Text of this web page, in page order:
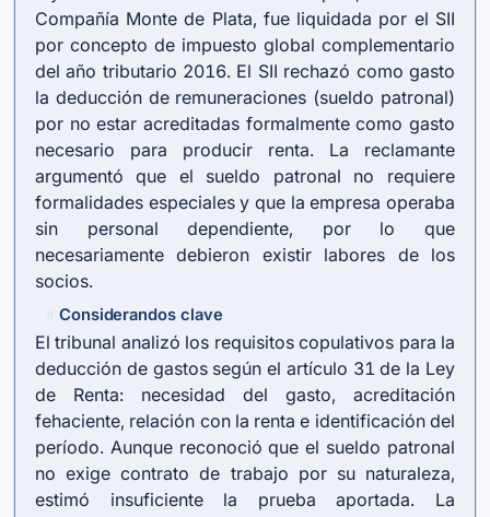
Compañía Monte de Plata, fue liquidada por el SII
por concepto de impuesto global complementario
del año tributario 2016. El SII rechazó como gasto
la deducción de remuneraciones (sueldo patronal)
por no estar acreditadas formalmente como gasto
necesario para producir renta. La reclamante
argumentó que el sueldo patronal no requiere
formalidades especiales y que la empresa operaba
sin personal dependiente, por lo que
necesariamente debieron existir labores de los
socios.
Considerandos clave
El tribunal analizó los requisitos copulativos para la
deducción de gastos según el artículo 31 de la Ley
de Renta: necesidad del gasto, acreditación
fehaciente, relación con la renta e identificación del
período. Aunque reconoció que el sueldo patronal
no exige contrato de trabajo por su naturaleza,
estimó insuficiente la prueba aportada. La